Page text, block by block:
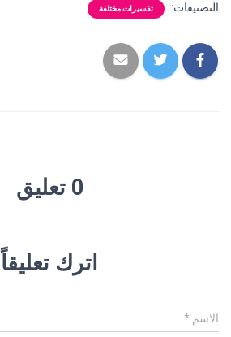
التصنيفات: تفسيرات مختلفة
0 تعليق
اترك تعليقاً
الاسم *